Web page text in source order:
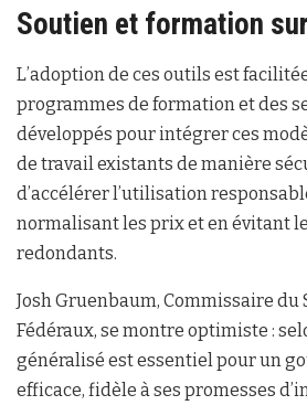
Soutien et formation
L’adoption de ces outils est
programmes de formation et des
développés pour intégrer ces
de travail existants de manière
d’accélérer l’utilisation
normalisant les prix et en évitant
redondants.
Josh Gruenbaum, Commissaire du
Fédéraux, se montre optimiste :
généralisé est essentiel pour un
efficace, fidèle à ses promesses